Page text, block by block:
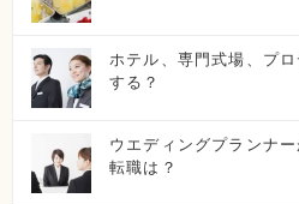
初年度学費：100万円～150万円
国際ビューティ・ファッシ
ホテル、専門式場、プ
する？
ウエディングプランナ
転職は？